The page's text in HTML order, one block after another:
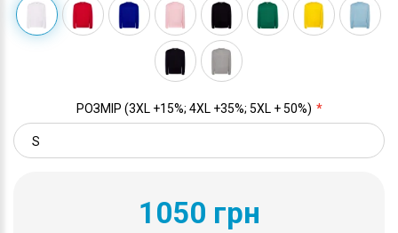
РОЗМІР (3XL +15%; 4XL +35%; 5XL + 50%)
1050 грн